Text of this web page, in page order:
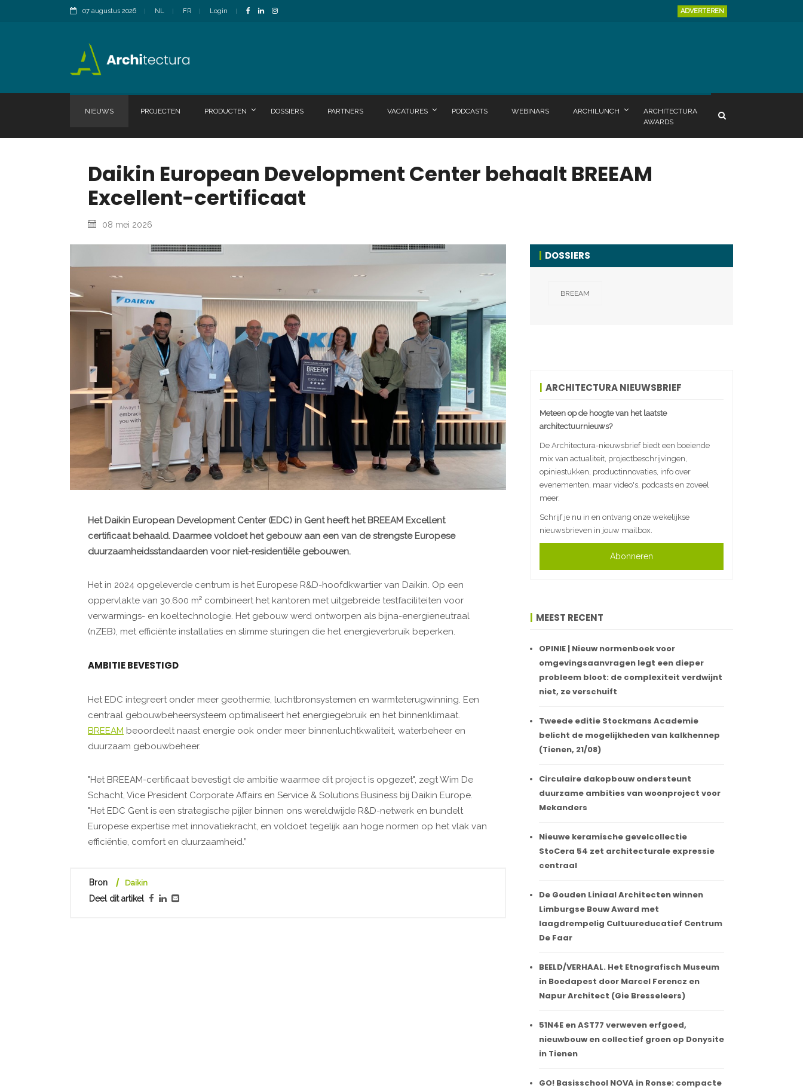
07 augustus 2026 NL FR Login ADVERTEREN
NIEUWS PROJECTEN PRODUCTEN DOSSIERS PARTNERS VACATURES PODCASTS WEBINARS ARCHILUNCH
ARCHITECTURA
AWARDS
Daikin European Development Center behaalt BREEAM
Excellent-certificaat ​
08 mei 2026
Het Daikin European Development Center (EDC) in Gent heeft het BREEAM Excellent
certificaat behaald. Daarmee voldoet het gebouw aan een van de strengste Europese
duurzaamheidsstandaarden voor niet-residentiële gebouwen.
Het in 2024 opgeleverde centrum is het Europese R&D-hoofdkwartier van Daikin. Op een
oppervlakte van 30.600 m² combineert het kantoren met uitgebreide testfaciliteiten voor
verwarmings- en koeltechnologie. Het gebouw werd ontworpen als bijna-energieneutraal
(nZEB), met efficiënte installaties en slimme sturingen die het energieverbruik beperken.
AMBITIE BEVESTIGD
Het EDC integreert onder meer geothermie, luchtbronsystemen en warmteterugwinning. Een
centraal gebouwbeheersysteem optimaliseert het energiegebruik en het binnenklimaat.
BREEAM beoordeelt naast energie ook onder meer binnenluchtkwaliteit, waterbeheer en
duurzaam gebouwbeheer.
"Het BREEAM-certificaat bevestigt de ambitie waarmee dit project is opgezet", zegt Wim De
Schacht, Vice President Corporate Affairs en Service & Solutions Business bij Daikin Europe.
"Het EDC Gent is een strategische pijler binnen ons wereldwijde R&D-netwerk en bundelt
Europese expertise met innovatiekracht, en voldoet tegelijk aan hoge normen op het vlak van
efficiëntie, comfort en duurzaamheid.”
Bron Daikin
Deel dit artikel
DOSSIERS
BREEAM
ARCHITECTURA NIEUWSBRIEF
Meteen op de hoogte van het laatste
architectuurnieuws?
De Architectura-nieuwsbrief biedt een boeiende
mix van actualiteit, projectbeschrijvingen,
opiniestukken, productinnovaties, info over
evenementen, maar video's, podcasts en zoveel
meer.
Schrijf je nu in en ontvang onze wekelijkse
nieuwsbrieven in jouw mailbox.
Abonneren
MEEST RECENT
OPINIE | Nieuw normenboek voor
omgevingsaanvragen legt een dieper
probleem bloot: de complexiteit verdwijnt
niet, ze verschuift
Tweede editie Stockmans Academie
belicht de mogelijkheden van kalkhennep
(Tienen, 21/08)
Circulaire dakopbouw ondersteunt
duurzame ambities van woonproject voor
Mekanders
Nieuwe keramische gevelcollectie
StoCera 54 zet architecturale expressie
centraal
De Gouden Liniaal Architecten winnen
Limburgse Bouw Award met
laagdrempelig Cultuureducatief Centrum
De Faar
BEELD/VERHAAL. Het Etnografisch Museum
in Boedapest door Marcel Ferencz en
Napur Architect (Gie Bresseleers)
51N4E en AST77 verweven erfgoed,
nieuwbouw en collectief groen op Donysite
in Tienen
GO! Basisschool NOVA in Ronse: compacte